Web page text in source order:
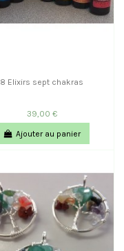
8 Elixirs sept chakras
39,00 €
Ajouter au panier